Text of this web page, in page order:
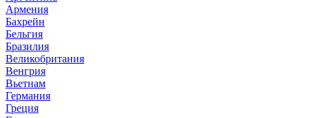
Армения
Бахрейн
Бельгия
Бразилия
Великобритания
Венгрия
Вьетнам
Германия
Греция